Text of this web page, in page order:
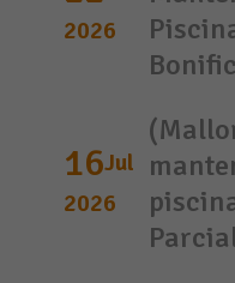
2026
16Jul
2026